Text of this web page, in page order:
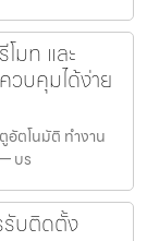
มท และ
วบคุมได้ง่าย
อัตโนมัติ ทำงาน
บร
บติดตั้ง